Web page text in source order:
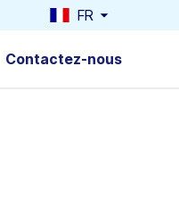
FR
Contactez-nous